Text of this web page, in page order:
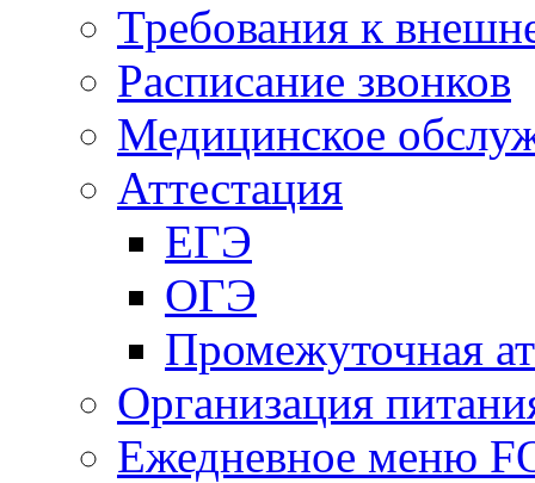
Требования к
Расписание звонков
Медицинское
Аттестация
ЕГЭ
ОГЭ
Промежуточная
Организация
Ежедневное меню